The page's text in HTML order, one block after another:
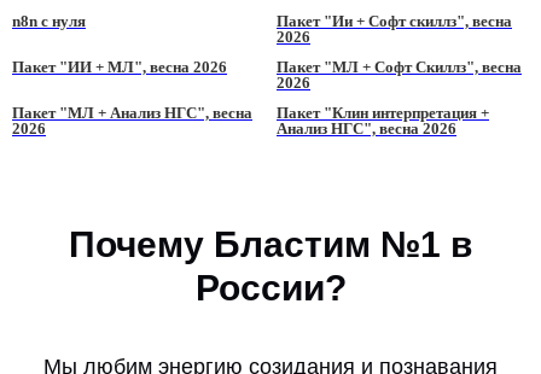
n8n с нуля
Пакет "Ии + Софт скиллз", весна
2026
Пакет "ИИ + МЛ", весна 2026
Пакет "МЛ + Софт Скиллз", весна
2026
Пакет "МЛ + Анализ НГС", весна
2026
Пакет "Клин интерпретация +
Анализ НГС", весна 2026
Почему Бластим №1 в
России?
Мы любим энергию созидания и познавания